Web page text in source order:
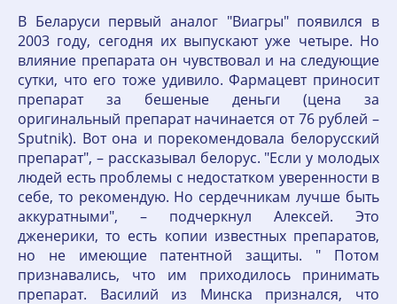
В Беларуси первый аналог "Виагры" появился в
2003 году, сегодня их выпускают уже четыре. Но
влияние препарата он чувствовал и на следующие
сутки, что его тоже удивило. Фармацевт приносит
препарат за бешеные деньги (цена за
оригинальный препарат начинается от 76 рублей –
Sputnik). Вот она и порекомендовала белорусский
препарат", – рассказывал белорус. "Если у молодых
людей есть проблемы с недостатком уверенности в
себе, то рекомендую. Но сердечникам лучше быть
аккуратными", – подчеркнул Алексей. Это
дженерики, то есть копии известных препаратов,
но не имеющие патентной защиты. " Потом
признавались, что им приходилось принимать
препарат. Василий из Минска признался, что